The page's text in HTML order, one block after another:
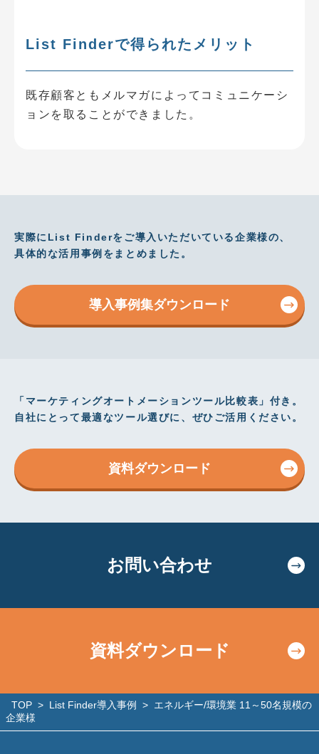
List Finderで得られたメリット
既存顧客ともメルマガによってコミュニケーシ
ョンを取ることができました。
実際にList Finderをご導入いただいている企業様の、
具体的な活用事例をまとめました。
導入事例集ダウンロード
「マーケティングオートメーションツール比較表」付き。
自社にとって最適なツール選びに、ぜひご活用ください。
資料ダウンロード
お問い合わせ
資料ダウンロード
TOP > List Finder導入事例 > エネルギー/環境業 11～50名規模の
企業様